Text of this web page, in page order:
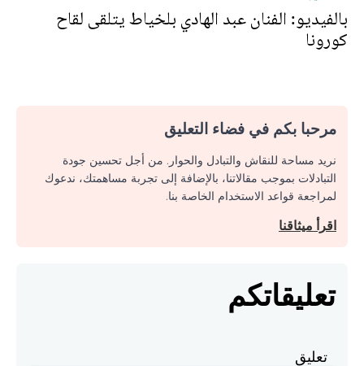
بالفيديو: الفنان عبد الهادي بلخياط يتلقى لقاح
كورونا
مرحبا بكم في فضاء التعليق
نريد مساحة للنقاش والتبادل والحوار. من أجل تحسين جودة
التبادلات بموجب مقالاتنا، بالإضافة إلى تجربة مساهمتك، ندعوك
لمراجعة قواعد الاستخدام الخاصة بنا.
اقرأ ميثاقنا
تعليقاتكم
تعليق